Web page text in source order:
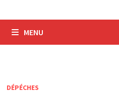
MENU
DÉPÉCHES